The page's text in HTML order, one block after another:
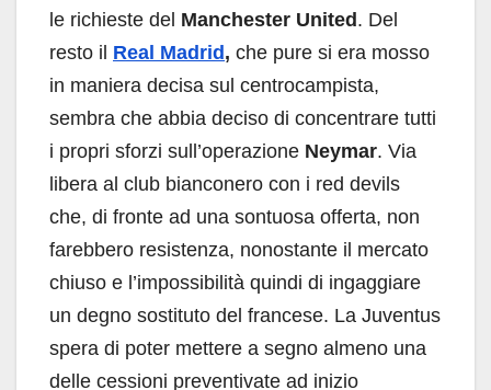
le richieste del Manchester United . Del
resto il Real Madrid , che pure si era mosso
in maniera decisa sul centrocampista,
sembra che abbia deciso di concentrare tutti
i propri sforzi sull’operazione Neymar. Via
libera al club bianconero con i red devils
che, di fronte ad una sontuosa offerta, non
farebbero resistenza, nonostante il mercato
chiuso e l’impossibilità quindi di ingaggiare
un degno sostituto del francese. La Juventus
spera di poter mettere a segno almeno una
delle cessioni preventivate ad inizio